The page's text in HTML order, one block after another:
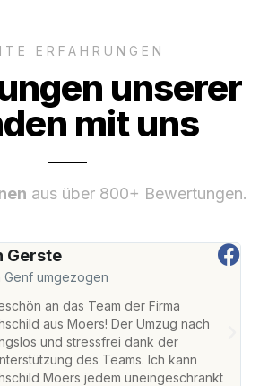
ERFAHRUNGEN
unserer
mit uns
aus über 800+ Bewertungen.
Gerste
Genf umgezogen
an das Team der Firma
aus Moers! Der Umzug nach
und stressfrei dank der
des Teams. Ich kann
Moers jedem uneingeschränkt